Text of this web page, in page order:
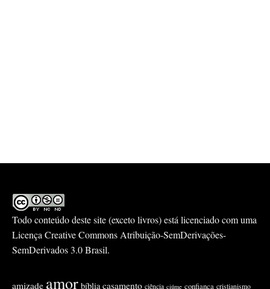
Todo conteúdo deste site (exceto livros) está licenciado com uma
Licença Creative Commons Atribuição-SemDerivações-
SemDerivados 3.0 Brasil.
amizade amor bíblia casamento ciência ciúme confiança cristianismo